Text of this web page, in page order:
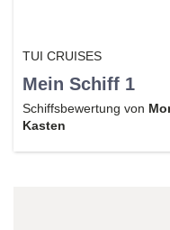
TUI CRUISES
Mein Schiff 1
Schiffsbewertung von
Kasten